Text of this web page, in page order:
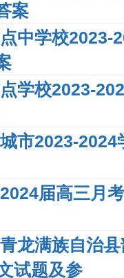
案
中学校2023-
学校2023-
市2023-
届高三月
龙满族自治
试题及参